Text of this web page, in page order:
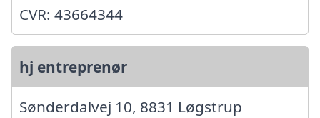
CVR: 43664344
hj entreprenør
Sønderdalvej 10, 8831 Løgstrup